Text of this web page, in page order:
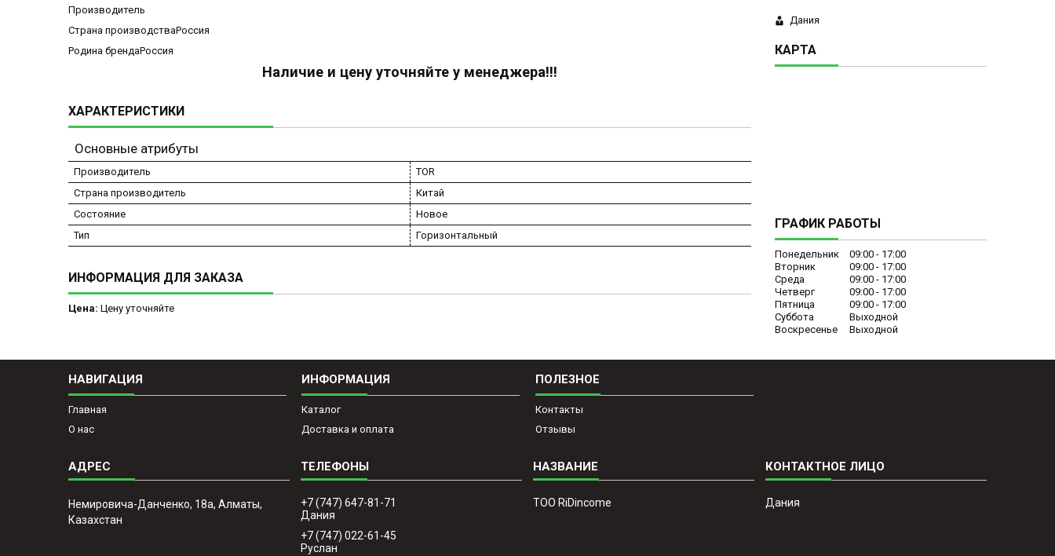
Производитель
Страна производстваРоссия
Родина брендаРоссия
Наличие и цену уточняйте у менеджера!!!
ХАРАКТЕРИСТИКИ
Основные атрибуты
Производитель
TOR
Страна производитель
Китай
Состояние
Новое
Тип
Горизонтальный
ИНФОРМАЦИЯ ДЛЯ ЗАКАЗА
Цена: Цену уточняйте
Дания
КАРТА
ГРАФИК РАБОТЫ
Понедельник 09:00
17:00
Вторник
09:00
17:00
Среда
09:00
17:00
Четверг
09:00
17:00
Пятница
09:00
17:00
Суббота
Выходной
Воскресенье
Выходной
НАВИГАЦИЯ
Главная
О нас
ИНФОРМАЦИЯ
Каталог
Доставка и оплата
ПОЛЕЗНОЕ
Контакты
Отзывы
Немировича-Данченко, 18а, Алматы,
Казахстан
+7 (747) 647-81-71
Дания
+7 (747) 022-61-45
Руслан
ТОО RiDincome Дания